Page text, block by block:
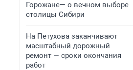
Горожане— о вечном выборе
столицы Сибири
На Петухова заканчивают
масштабный дорожный
ремонт — сроки окончания
работ